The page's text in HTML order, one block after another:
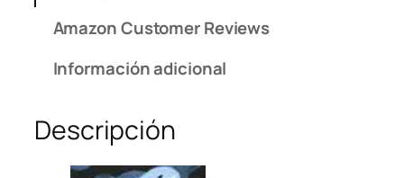
o
v
Amazon Customer Reviews
Información adicional
Descripción